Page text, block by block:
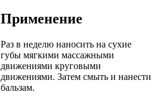
Применение
Раз в неделю наносить на сухие
губы мягкими массажными
движениями круговыми
движениями. Затем смыть и нанести
бальзам.